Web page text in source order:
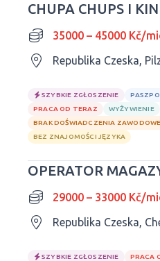
CHUPA CHUPS I
W REPUBLICE
35000 – 45000 Kč/
Republika Czeska,
SZYBKIE ZGŁOSZENIE
PRACA OD TERAZ
WYŻYWIENIE
BRAK DOŚWIADCZENIA
BEZ ZNAJOMOŚCI JĘZYKA
OPERATOR
29000 – 33000 Kč/
Republika Czeska,
SZYBKIE ZGŁOSZENIE PRACA